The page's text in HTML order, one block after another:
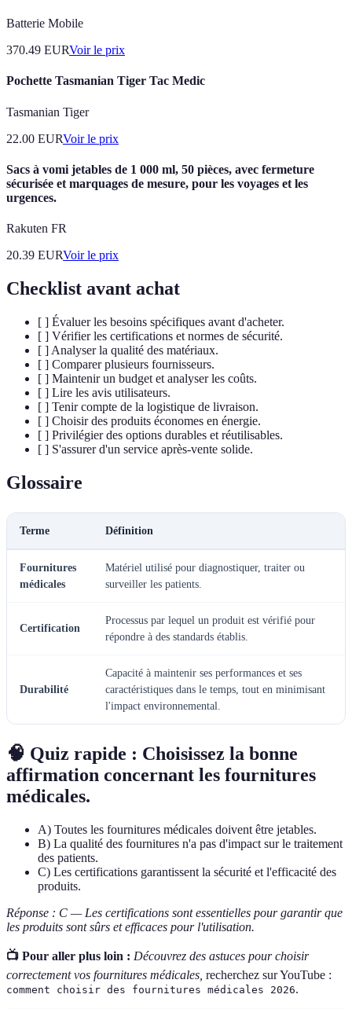
Batterie Mobile
370.49 EURVoir le prix
Pochette Tasmanian Tiger Tac Medic
Tasmanian Tiger
22.00 EURVoir le prix
Sacs à vomi jetables de 1 000 ml, 50 pièces, avec fermeture
sécurisée et marquages de mesure, pour les voyages et les
urgences.
Rakuten FR
20.39 EURVoir le prix
Checklist avant achat
[ ] Évaluer les besoins spécifiques avant d'acheter.
[ ] Vérifier les certifications et normes de sécurité.
[ ] Analyser la qualité des matériaux.
[ ] Comparer plusieurs fournisseurs.
[ ] Maintenir un budget et analyser les coûts.
[ ] Lire les avis utilisateurs.
[ ] Tenir compte de la logistique de livraison.
[ ] Choisir des produits économes en énergie.
[ ] Privilégier des options durables et réutilisables.
[ ] S'assurer d'un service après-vente solide.
Glossaire
Terme Définition
Fournitures
médicales
Matériel utilisé pour diagnostiquer, traiter ou
surveiller les patients.
Certification
Processus par lequel un produit est vérifié pour
répondre à des standards établis.
Durabilité
Capacité à maintenir ses performances et ses
caractéristiques dans le temps, tout en minimisant
l'impact environnemental.
🧠 Quiz rapide : Choisissez la bonne
affirmation concernant les fournitures
médicales.
A) Toutes les fournitures médicales doivent être jetables.
B) La qualité des fournitures n'a pas d'impact sur le traitement
des patients.
C) Les certifications garantissent la sécurité et l'efficacité des
produits.
Réponse : C — Les certifications sont essentielles pour garantir que
les produits sont sûrs et efficaces pour l'utilisation.
📺 Pour aller plus loin : Découvrez des astuces pour choisir
correctement vos fournitures médicales, recherchez sur YouTube :
comment choisir des fournitures médicales 2026.